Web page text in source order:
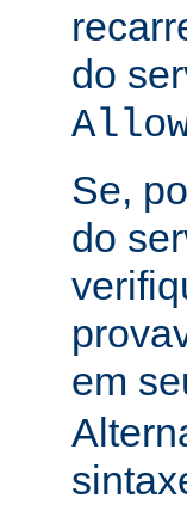
do
Se,
do
em